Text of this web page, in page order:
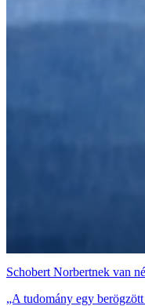
Schobert Norbertnek van
„A tudomány egy